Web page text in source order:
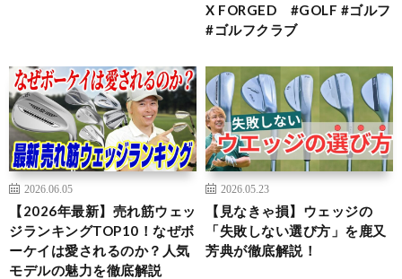
X FORGED #GOLF #ゴルフ
#ゴルフクラブ
2026.06.05
【2026年最新】売れ筋ウェッ
ジランキングTOP10！なぜボ
ーケイは愛されるのか？人気
モデルの魅力を徹底解説
2026.05.23
【見なきゃ損】ウェッジの
「失敗しない選び方」を鹿又
芳典が徹底解説！